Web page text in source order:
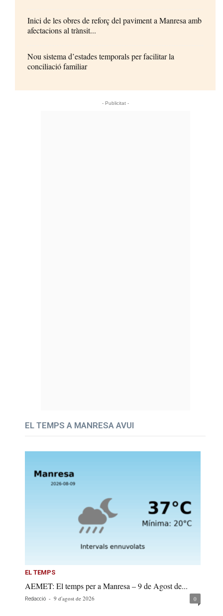
Inici de les obres de reforç del paviment a Manresa amb
afectacions al trànsit...
Nou sistema d’estades temporals per facilitar la
conciliació familiar
- Publicitat -
EL TEMPS A MANRESA AVUI
EL TEMPS
AEMET: El temps per a Manresa – 9 de Agost de...
Redacció - 9 d'agost de 2026 0